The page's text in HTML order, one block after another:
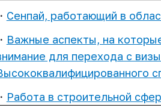
・ Сенпай, работающий в
・ Важные аспекты, на
для перехода с
・ Работа в строительной